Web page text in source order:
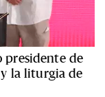
presidente de
la liturgia de